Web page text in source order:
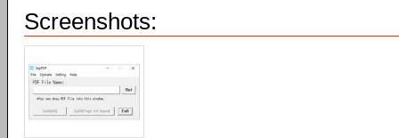
Screenshots: